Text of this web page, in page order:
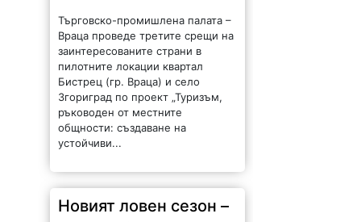
Търговско-промишлена палата –
Враца проведе третите срещи на
заинтересованите страни в
пилотните локации квартал
Бистрец (гр. Враца) и село
Згориград по проект „Туризъм,
ръководен от местните
общности: създаване на
устойчиви...
Новият ловен сезон –